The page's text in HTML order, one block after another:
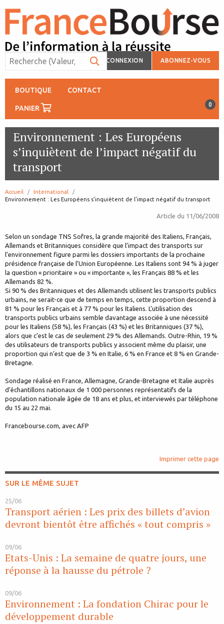
CONNEXION ABONNEZ-VOUS
BOUTIQUE CONTACT
PANIER 0
Environnement : Les Européens
s’inquiètent de l’impact négatif du
transport
Accueil
International
page:
Environnement : Les Européens s’inquiètent de l’impact négatif du transport
Article du 11/06/2008
Selon un sondage TNS Sofres, la grande majorité des Italiens, Français,
Allemands et Britanniques considère que l’impact des transports sur
l’environnement figure parmi les dossiers importants de la prochaine
présidence française de l’Union Européenne. Les Italiens sont 94 % à juger
la question « prioritaire » ou « importante », les Français 88 % et les
Allemands 82 %.
Si 90 % des Britanniques et des Allemands utilisent les transports publics
urbains, ne serait-ce que de temps en temps, cette proportion descend à
81 % pour les Français et à 77 % pour les Italiens. L’utilisation des
transports publics urbains semble davantage associée à une nécessité
pour les Italiens (58 %), les Français (43 %) et les Britanniques (37 %),
alors que c’est le cas de seulement 29 % des Allemands. Outre-Rhin, 19 %
des utilisateurs de transports publics y associent même du plaisir, une
proportion qui n’est que de 3 % en Italie, 6 % en France et 8 % en Grande-
Bretagne.
Sondage réalisé en France, Allemagne, Grande-Bretagne et Italie auprès
d’échantillons nationaux de 1 000 personnes représentatifs de la
population nationale âgée de 18 ans et plus, et interviewés par téléphone
du 15 au 22 mai.
Francebourse.com, avec AFP
Imprimer cette page
SUR LE MÊME SUJET
25/06
Transport aérien : Les prix des billets d’avion
devront bientôt être affichés « tout compris »
09/06
Etats-Unis : La semaine de quatre jours, une
réponse à la hausse du pétrole ?
09/06
Environnement : La fondation Chirac pour le
développement durable